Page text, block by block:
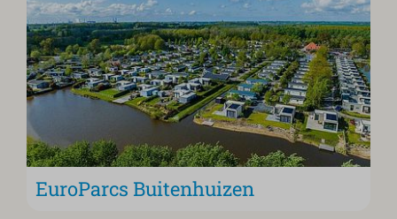
EuroParcs Buitenhuizen